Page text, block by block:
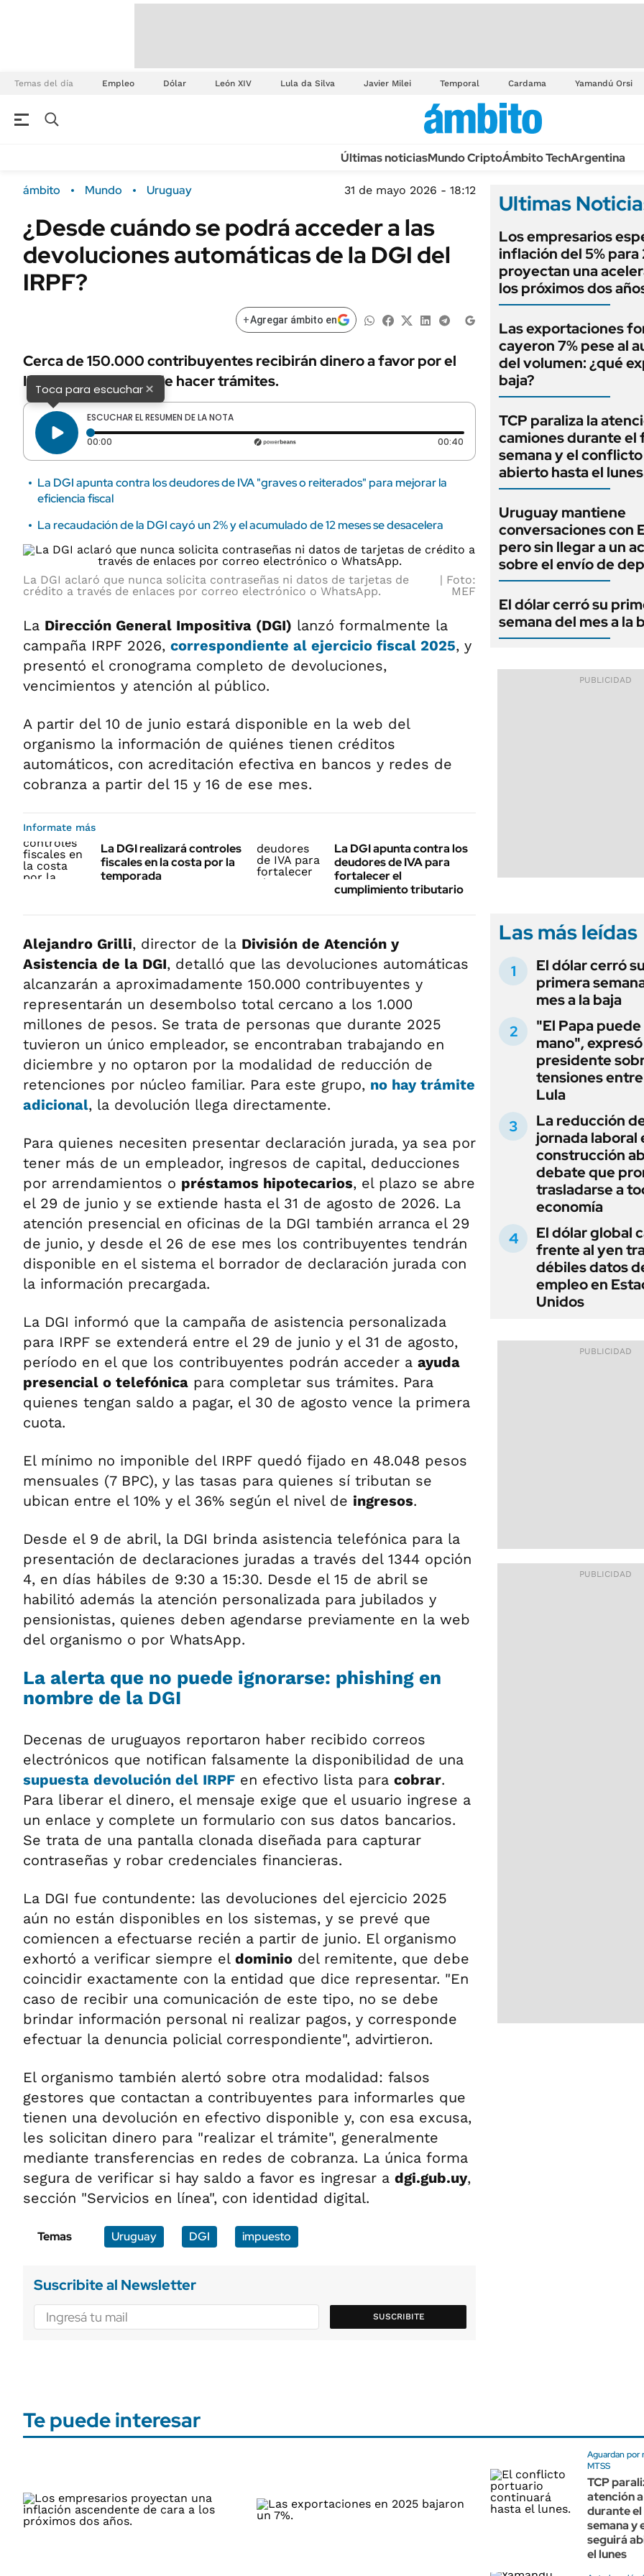
Temas del día Empleo Dólar León XIV Lula da Silva Javier Milei Temporal Cardama Yamandú Orsi
Últimas noticiasMundo CriptoÁmbito TechArgentina
ámbito Mundo Uruguay 31 de mayo 2026 - 18:12
¿Desde cuándo se podrá acceder a las
devoluciones automáticas de la DGI del
IRPF?
+Agregar ámbito en
Cerca de 150.000 contribuyentes recibirán dinero a favor por el
IRPF sin necesidad de hacer trámites.
Toca para escuchar×
ESCUCHAR EL RESUMEN DE LA NOTA
00:00 Tiempo transcurrido: 0 segundos 00:40 Duración: 40 segundos
La DGI apunta contra los deudores de IVA "graves o reiterados" para mejorar la
eficiencia fiscal
La recaudación de la DGI cayó un 2% y el acumulado de 12 meses se desacelera
La DGI aclaró que nunca solicita contraseñas ni datos de tarjetas de
crédito a través de enlaces por correo electrónico o WhatsApp.
Foto:
MEF
La Dirección General Impositiva (DGI) lanzó formalmente la
campaña IRPF 2026, correspondiente al ejercicio fiscal 2025, y
presentó el cronograma completo de devoluciones,
vencimientos y atención al público.
A partir del 10 de junio estará disponible en la web del
organismo la información de quiénes tienen créditos
automáticos, con acreditación efectiva en bancos y redes de
cobranza a partir del 15 y 16 de ese mes.
Informate más
La DGI realizará controles
fiscales en la costa por la
temporada
La DGI apunta contra los
deudores de IVA para
fortalecer el
cumplimiento tributario
Alejandro Grilli, director de la División de Atención y
Asistencia de la DGI, detalló que las devoluciones automáticas
alcanzarán a aproximadamente 150.000 contribuyentes y
representarán un desembolso total cercano a los 1.000
millones de pesos. Se trata de personas que durante 2025
tuvieron un único empleador, se encontraban trabajando en
diciembre y no optaron por la modalidad de reducción de
retenciones por núcleo familiar. Para este grupo, no hay trámite
adicional, la devolución llega directamente.
Para quienes necesiten presentar declaración jurada, ya sea por
tener más de un empleador, ingresos de capital, deducciones
por arrendamientos o préstamos hipotecarios, el plazo se abre
el 29 de junio y se extiende hasta el 31 de agosto de 2026. La
atención presencial en oficinas de la DGI también arranca el 29
de junio, y desde el 26 de ese mes los contribuyentes tendrán
disponible en el sistema el borrador de declaración jurada con
la información precargada.
La DGI informó que la campaña de asistencia personalizada
para IRPF se extenderá entre el 29 de junio y el 31 de agosto,
período en el que los contribuyentes podrán acceder a ayuda
presencial o telefónica para completar sus trámites. Para
quienes tengan saldo a pagar, el 30 de agosto vence la primera
cuota.
El mínimo no imponible del IRPF quedó fijado en 48.048 pesos
mensuales (7 BPC), y las tasas para quienes sí tributan se
ubican entre el 10% y el 36% según el nivel de ingresos.
Desde el 9 de abril, la DGI brinda asistencia telefónica para la
presentación de declaraciones juradas a través del 1344 opción
4, en días hábiles de 9:30 a 15:30. Desde el 15 de abril se
habilitó además la atención personalizada para jubilados y
pensionistas, quienes deben agendarse previamente en la web
del organismo o por WhatsApp.
La alerta que no puede ignorarse: phishing en
nombre de la DGI
Decenas de uruguayos reportaron haber recibido correos
electrónicos que notifican falsamente la disponibilidad de una
supuesta devolución del IRPF en efectivo lista para cobrar.
Para liberar el dinero, el mensaje exige que el usuario ingrese a
un enlace y complete un formulario con sus datos bancarios.
Se trata de una pantalla clonada diseñada para capturar
contraseñas y robar credenciales financieras.
La DGI fue contundente: las devoluciones del ejercicio 2025
aún no están disponibles en los sistemas, y se prevé que
comiencen a efectuarse recién a partir de junio. El organismo
exhortó a verificar siempre el dominio del remitente, que debe
coincidir exactamente con la entidad que dice representar. "En
caso de recibir una comunicación de este tipo, no se debe
brindar información personal ni realizar pagos, y corresponde
efectuar la denuncia policial correspondiente", advirtieron.
El organismo también alertó sobre otra modalidad: falsos
gestores que contactan a contribuyentes para informarles que
tienen una devolución en efectivo disponible y, con esa excusa,
les solicitan dinero para "realizar el trámite", generalmente
mediante transferencias en redes de cobranza. La única forma
segura de verificar si hay saldo a favor es ingresar a dgi.gub.uy,
sección "Servicios en línea", con identidad digital.
Temas Uruguay DGI impuesto
Suscribite al Newsletter
SUSCRIBITE
Ultimas
Los empresarios
inflación del 5% para
proyectan una
los próximos dos
Las exportaciones
cayeron 7% pese al
del volumen: ¿qué
baja?
TCP paraliza la
camiones durante el
semana y el
abierto hasta el lunes
Uruguay mantiene
conversaciones con
pero sin llegar a un
sobre el envío de
El dólar cerró su
semana del mes a la
Las más leídas
El dólar cerró
primera
mes a la baja
"El Papa
mano",
presidente
tensiones
Lula
La reducción
jornada laboral
construcción
debate que
trasladarse a
economía
El dólar global
frente al yen
débiles datos
empleo en
Unidos
Te puede interesar
Aguardan por
MTSS
TCP
atención
durante
semana y
seguirá
el lunes